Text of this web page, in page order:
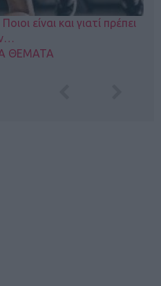
είναι και γιατί πρέπει
ΘΕΜΑΤΑ